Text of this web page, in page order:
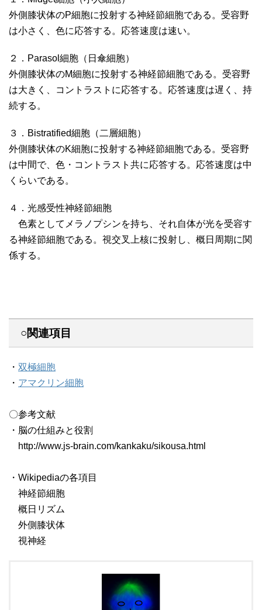
外側膝状体のP細胞に投射する神経節細胞である。受容野
は小さく、色に応答する。応答速度は速い。
２．Parasol細胞（日傘細胞）
外側膝状体のM細胞に投射する神経節細胞である。受容野
は大きく、コントラストに応答する。応答速度は遅く、持
続する。
３．Bistratified細胞（二層細胞）
外側膝状体のK細胞に投射する神経節細胞である。受容野
は中間で、色・コントラスト共に応答する。応答速度は中
くらいである。
４．光感受性神経節細胞
色素としてメラノプシンを持ち、それ自体が光を受容す
る神経節細胞である。視交叉上核に投射し、概日周期に関
係する。
○関連項目
・ 双極細胞
・ アマクリン細胞
〇参考文献
・脳の仕組みと役割
http://www.js-brain.com/kankaku/sikousa.html
・Wikipediaの各項目
神経節細胞
概日リズム
外側膝状体
視神経